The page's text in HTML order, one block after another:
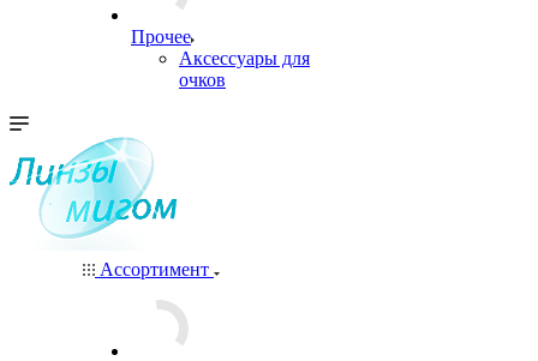
Прочее
Аксессуары для
очков
Ассортимент